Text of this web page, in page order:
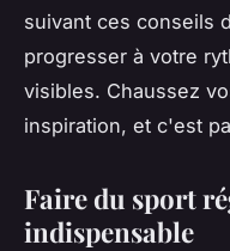
suivant ces conseils
progresser à votre
visibles. Chaussez
inspiration, et c'est
Faire du sport
indispensable